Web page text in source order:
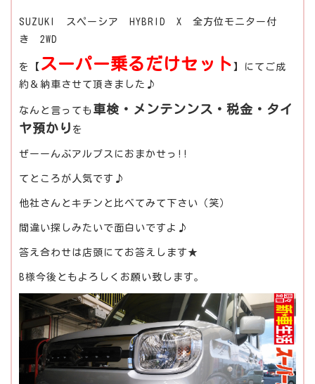
SUZUKI スペーシア HYBRID X 全方位モニター付
き 2WD
を【 スーパー乗るだけセット 】にてご成
約＆納車させて頂きました♪
なんと言っても 車検・メンテンンス・税金・タイ
ヤ預かり を
ぜーーんぶアルプスにおまかせっ!!
てところが人気です♪
他社さんとキチンと比べてみて下さい（笑）
間違い探しみたいで面白いですよ♪
答え合わせは店頭にてお答えします★
B様今後ともよろしくお願い致します。